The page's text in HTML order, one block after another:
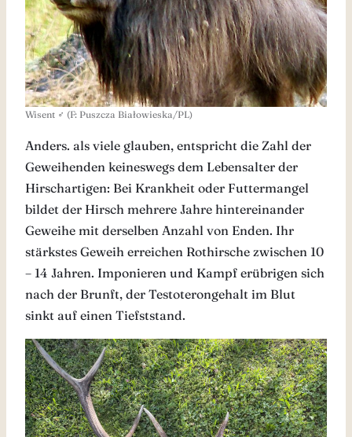
Wisent ♂ (F: Puszcza Białowieska/PL)
Anders. als viele glauben, entspricht die Zahl der
Geweihenden keineswegs dem Lebensalter der
Hirschartigen: Bei Krankheit oder Futtermangel
bildet der Hirsch mehrere Jahre hintereinander
Geweihe mit derselben Anzahl von Enden. Ihr
stärkstes Geweih erreichen Rothirsche zwischen 10
– 14 Jahren. Imponieren und Kampf erübrigen sich
nach der Brunft, der Testoterongehalt im Blut
sinkt auf einen Tiefststand.